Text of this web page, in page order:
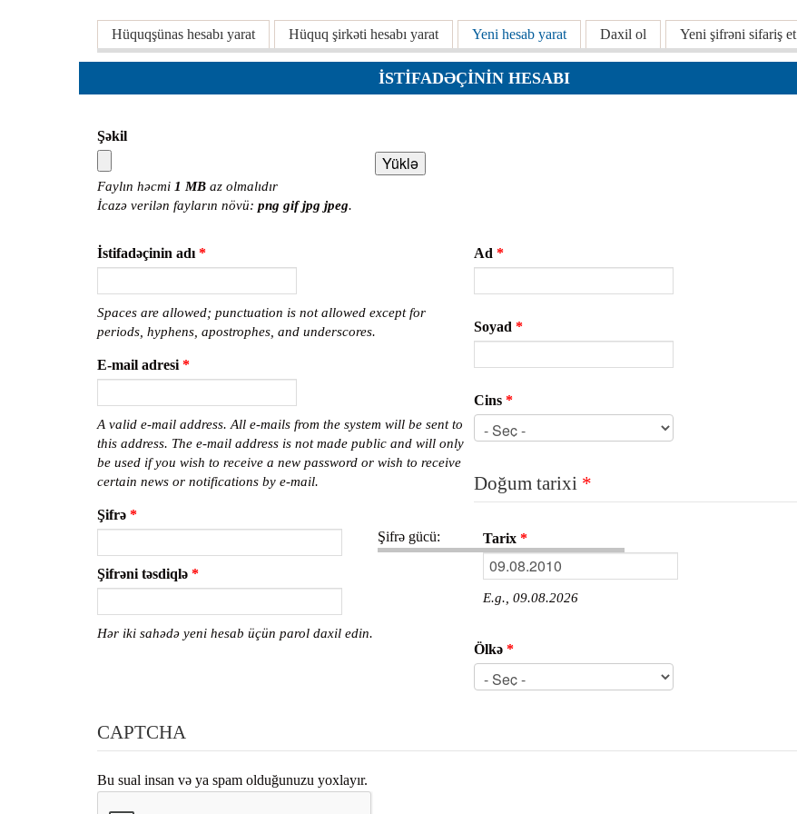
Protokollar
Qaydalar
Rəylər
Əsas tablar
Hüquqşünas hesabı yarat Hüquq şirkəti hesabı yarat Yeni hesab yarat (active tab)
Daxil ol Yeni şifrəni sifariş et
İSTIFADƏÇININ HESABI
Şəkil
Faylın həcmi 1 MB az olmalıdır
İcazə verilən fayların növü: png gif jpg jpeg.
İstifadəçinin adı *
Spaces are allowed; punctuation is not allowed except for
periods, hyphens, apostrophes, and underscores.
E-mail adresi *
A valid e-mail address. All e-mails from the system will be sent to
this address. The e-mail address is not made public and will only
be used if you wish to receive a new password or wish to receive
certain news or notifications by e-mail.
Şifrə gücü:
Şifrə *
Şifrəni təsdiqlə *
Hər iki sahədə yeni hesab üçün parol daxil edin.
Ad *
Soyad *
Cins *
Doğum tarixi *
Tarix *
E.g., 09.08.2026
Ölkə *
CAPTCHA
Bu sual insan və ya spam olduğunuzu yoxlayır.